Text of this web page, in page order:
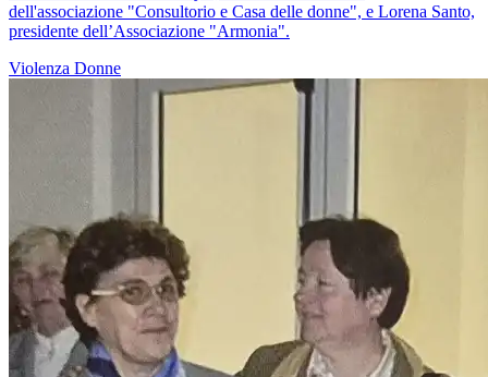
dell'associazione "Consultorio e Casa delle donne", e Lorena Santo,
presidente dell’Associazione "Armonia".
Violenza Donne